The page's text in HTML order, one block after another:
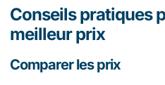
Conseils pratiques
meilleur prix
Comparer les prix